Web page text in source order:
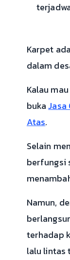
Karpet
dalam
Kalau
bukaJasa
Atas.
Selain
berfungsi
Namun,
terhadap
lalu lintas